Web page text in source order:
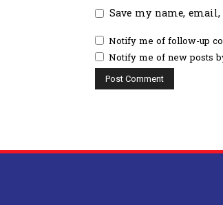
Save my name,
Notify me of follow-up
Notify me of new posts